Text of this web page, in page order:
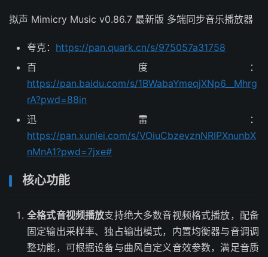
拟声 Mimicry Music v0.86.7 最新版 多端同步音乐播放器
夸克： https://pan.quark.cn/s/975057a31758
百度：
https://pan.baidu.com/s/1BWabaYmeqjXNp6__Mhrg
rA?pwd=88in
迅雷：
https://pan.xunlei.com/s/VOiuCbzevznNRIPXnunbX
nMnA1?pwd=7jxe#
核心功能
全格式音视频播放支持绝大多数音视频格式播放，配备
固定输出采样率、独占输出模式，内置均衡器与音调调
整功能，可根据设备与曲风自定义音效参数，满足音质